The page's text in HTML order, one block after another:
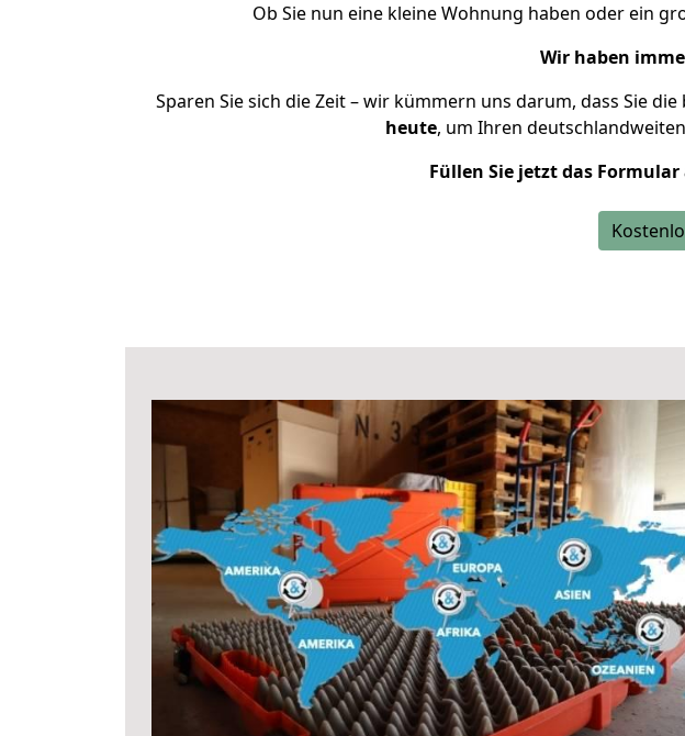
Ob Sie nun eine kleine Wohnung haben oder ein
Wir haben
Sparen Sie sich die Zeit – wir kümmern uns darum, dass Sie
heute, um Ihren
Füllen Sie jetzt das Formular